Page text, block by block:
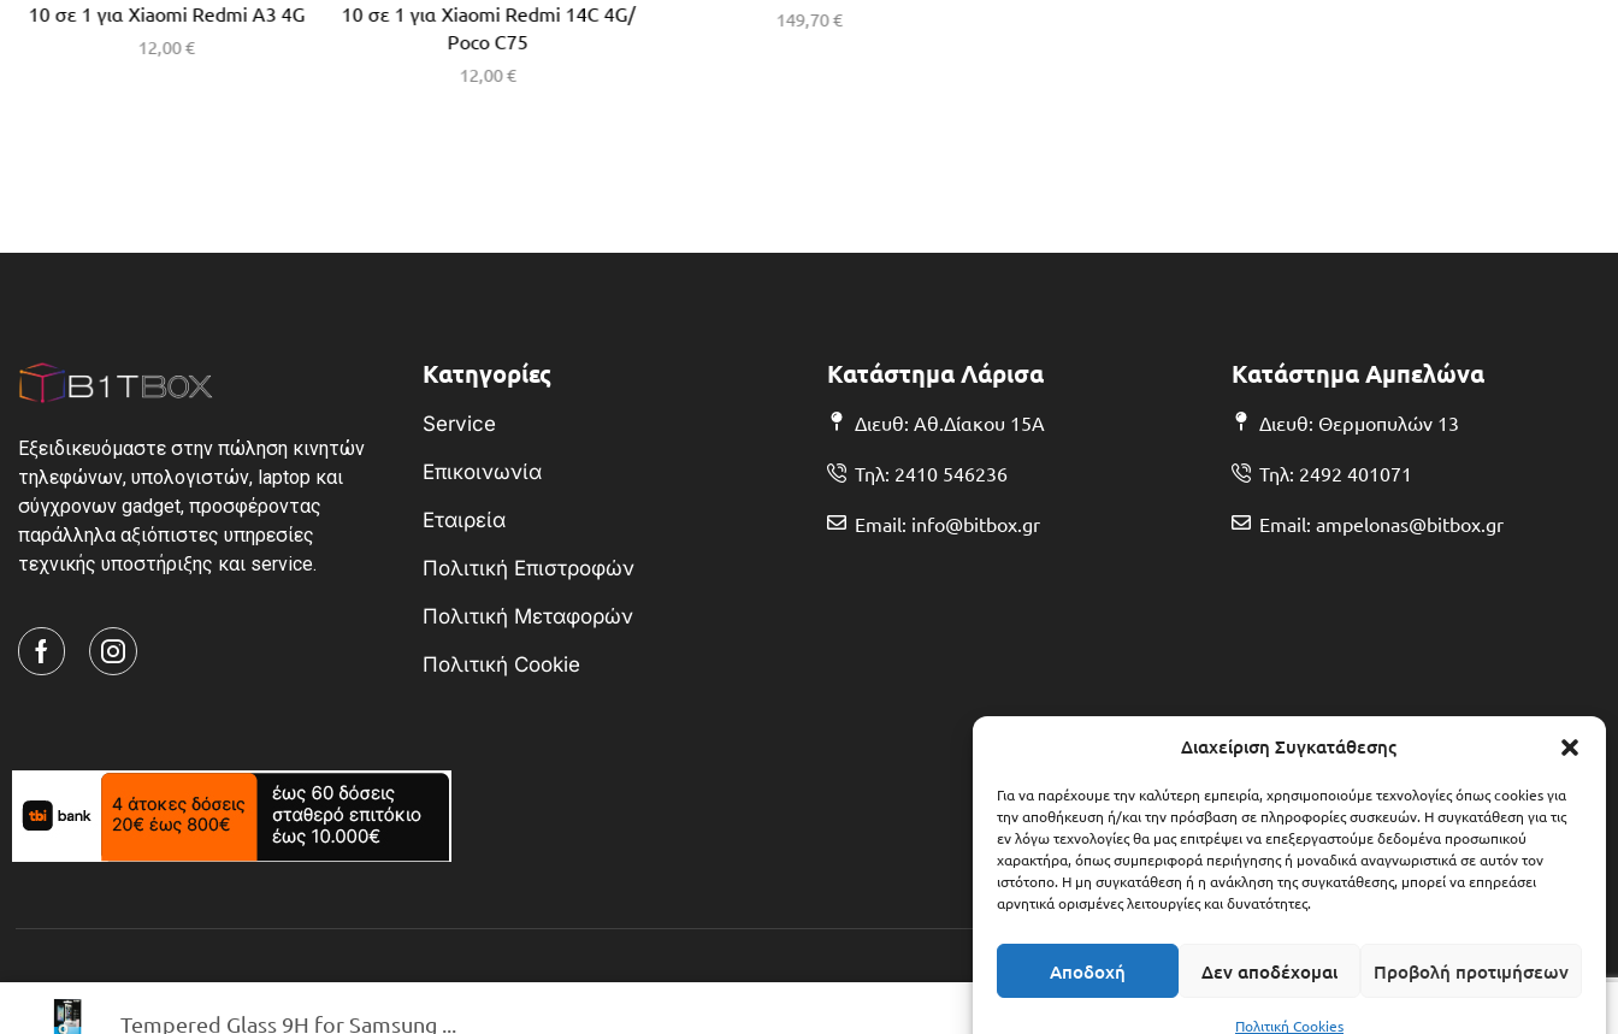
Διαχείριση Συγκατάθεσης
Για να παρέχουμε την καλύτερη εμπειρία, χρησιμοποιούμε τεχνολογίες όπως cookies για
την αποθήκευση ή/και την πρόσβαση σε πληροφορίες συσκευών. Η συγκατάθεση για τις
εν λόγω τεχνολογίες θα μας επιτρέψει να επεξεργαστούμε δεδομένα προσωπικού
χαρακτήρα, όπως συμπεριφορά περιήγησης ή μοναδικά αναγνωριστικά σε αυτόν τον
ιστότοπο. Η μη συγκατάθεση ή η ανάκληση της συγκατάθεσης, μπορεί να επηρεάσει
αρνητικά ορισμένες λειτουργίες και δυνατότητες.
Αποδοχή Δεν αποδέχομαι Προβολή προτιμήσεων
Πολιτική Cookies
10 σε 1 για Xiaomi Redmi A3 4G
12,00€
10 σε 1 για Xiaomi Redmi 14C 4G/
Poco C75
12,00€
149,70€
Tempered Glass 9H for Samsung ...
Εξειδικευόμαστε στην πώληση κινητών
τηλεφώνων, υπολογιστών, laptop και
σύγχρονων gadget, προσφέροντας
παράλληλα αξιόπιστες υπηρεσίες
τεχνικής υποστήριξης και service.
Κατηγορίες
Service
Επικοινωνία
Εταιρεία
Πολιτική Επιστροφών
Πολιτική Μεταφορών
Πολιτική Cookie
Κατάστημα Λάρισα
Διευθ: Αθ.Δίακου 15Α
Τηλ: 2410 546236
Email: info@bitbox.gr
Κατάστημα Αμπελώνα
Διευθ: Θερμοπυλών 13
Τηλ: 2492 401071
Email: ampelonas@bitbox.gr